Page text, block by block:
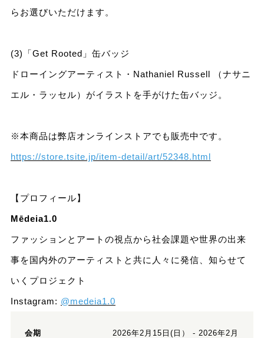
らお選びいただけます。
(3)「Get Rooted」缶バッジ
ドローイングアーティスト・Nathaniel Russell （ナサニ
エル・ラッセル）がイラストを手がけた缶バッジ。
※本商品は弊店オンラインストアでも販売中です。
https://store.tsite.jp/item-detail/art/52348.html
【プロフィール】
Mēdeia1.0
ファッションとアートの視点から社会課題や世界の出来
事を国内外のアーティストと共に人々に発信、知らせて
いくプロジェクト
Instagram: @medeia1.0
会期
2026年2月15日(日） - 2026年2月